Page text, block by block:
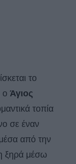
το
ο Άγιος
τοπία
σε έναν
από την
ξηρά μέσω